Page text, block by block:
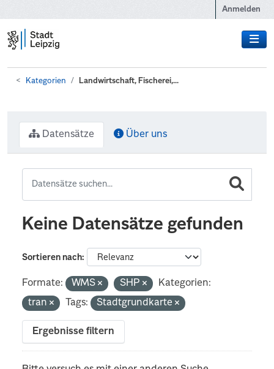
Anmelden
Kategorien Landwirtschaft, Fischerei,...
Datensätze Über uns
Keine Datensätze gefunden
Sortieren nach
Formate: WMS SHP
Kategorien:
tran
Tags: Stadtgrundkarte
Ergebnisse filtern